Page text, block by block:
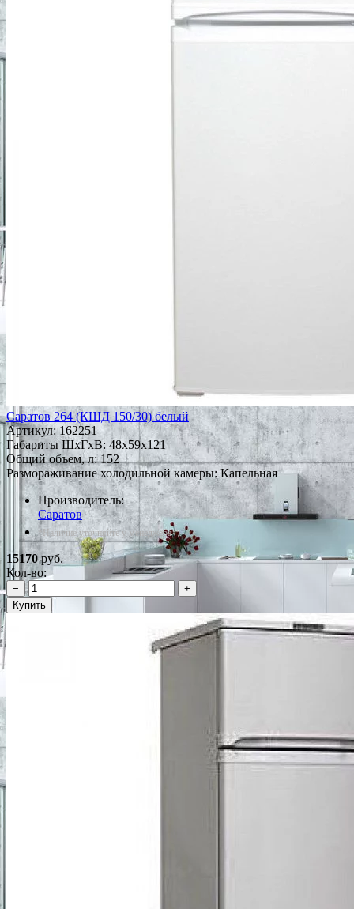
Саратов 264 (КШД 150/30) белый
Артикул:162251
Габариты ШxГxВ: 48x59x121
Общий объем, л: 152
Размораживание холодильной камеры: Капельная
Производитель:
Саратов
*Наличие уточняйте у менеджера
15170руб.
Кол-во:
−
+
Купить